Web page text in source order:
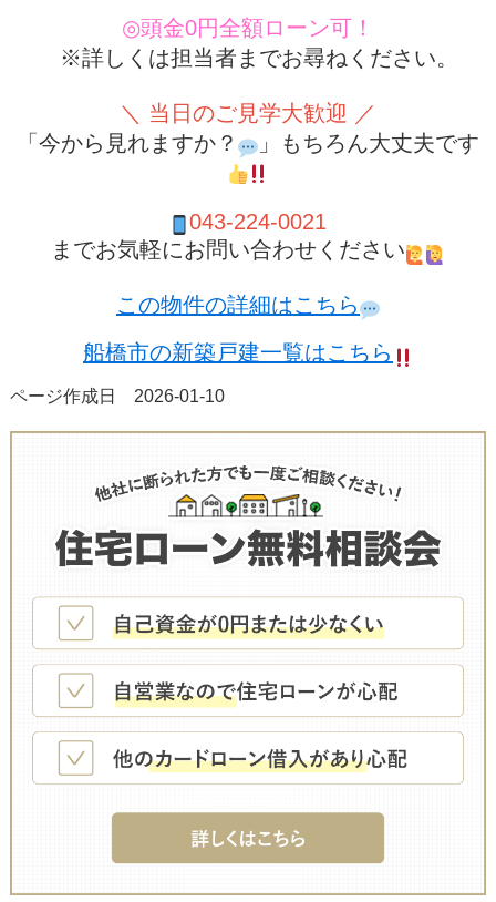
◎頭金0円全額ローン可！
※詳しくは担当者までお尋ねください。
＼ 当日のご見学大歓迎 ／
「今から見れますか？
」もちろん大丈夫です
043-224-0021
までお気軽にお問い合わせください
この物件の詳細はこちら
船橋市の新築戸建一覧はこちら
ページ作成日 2026-01-10